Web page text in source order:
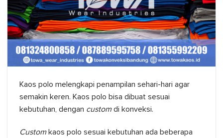
Kaos polo melengkapi penampilan sehari-hari agar
semakin keren. Kaos polo bisa dibuat sesuai
kebutuhan, dengan customdi konveksi.
Customkaos polo sesuai kebutuhan ada beberapa